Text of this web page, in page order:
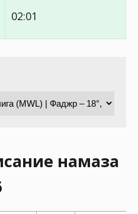
02:01
намаза